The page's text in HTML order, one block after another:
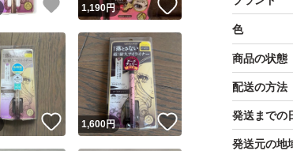
色
商品の状態
配送の方法
発送までの
発送元の地
いいね！
1,190円
いいね！
1,600円 いいね！